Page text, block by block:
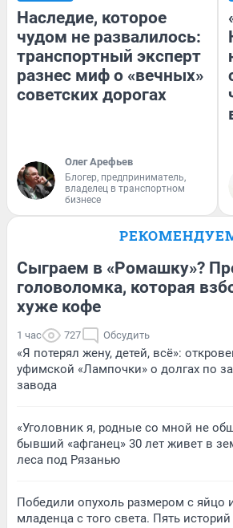
Наследие, которое
чудом не развалилось:
транспортный эксперт
разнес миф о «вечных»
советских дорогах
Олег Арефьев
Блогер, предприниматель,
владелец в транспортном
бизнесе
Сыграем в «Ромашку»?
головоломка, которая
хуже кофе
1 час 727 Обсудить
«Я потерял жену, детей, всё»:
уфимской «Лампочки» о долгах по
завода
«Уголовник я, родные со мной не
бывший «афганец» 30 лет живет в
леса под Рязанью
Победили опухоль размером с яйцо
младенца с того света. Пять